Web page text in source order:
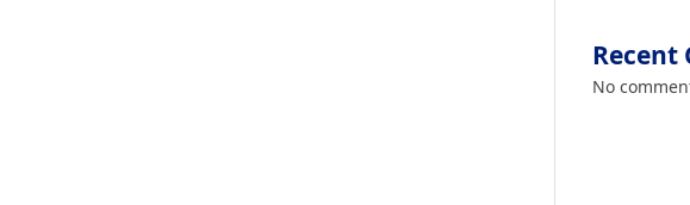
Recent
No